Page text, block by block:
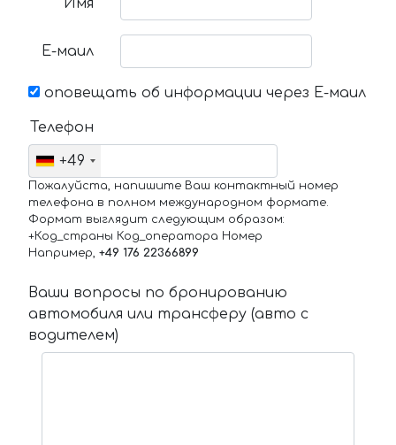
Имя
Е-маил
оповещать об информации через Е-маил
Телефон
+49
Пожалуйста, напишите Ваш контактный номер
телефона в полном международном формате.
Формат выглядит следующим образом:
+Код_страны Код_оператора Номер
Например, +49 176 22366899
Ваши вопросы по бронированию
автомобиля или трансферу (авто с
водителем)